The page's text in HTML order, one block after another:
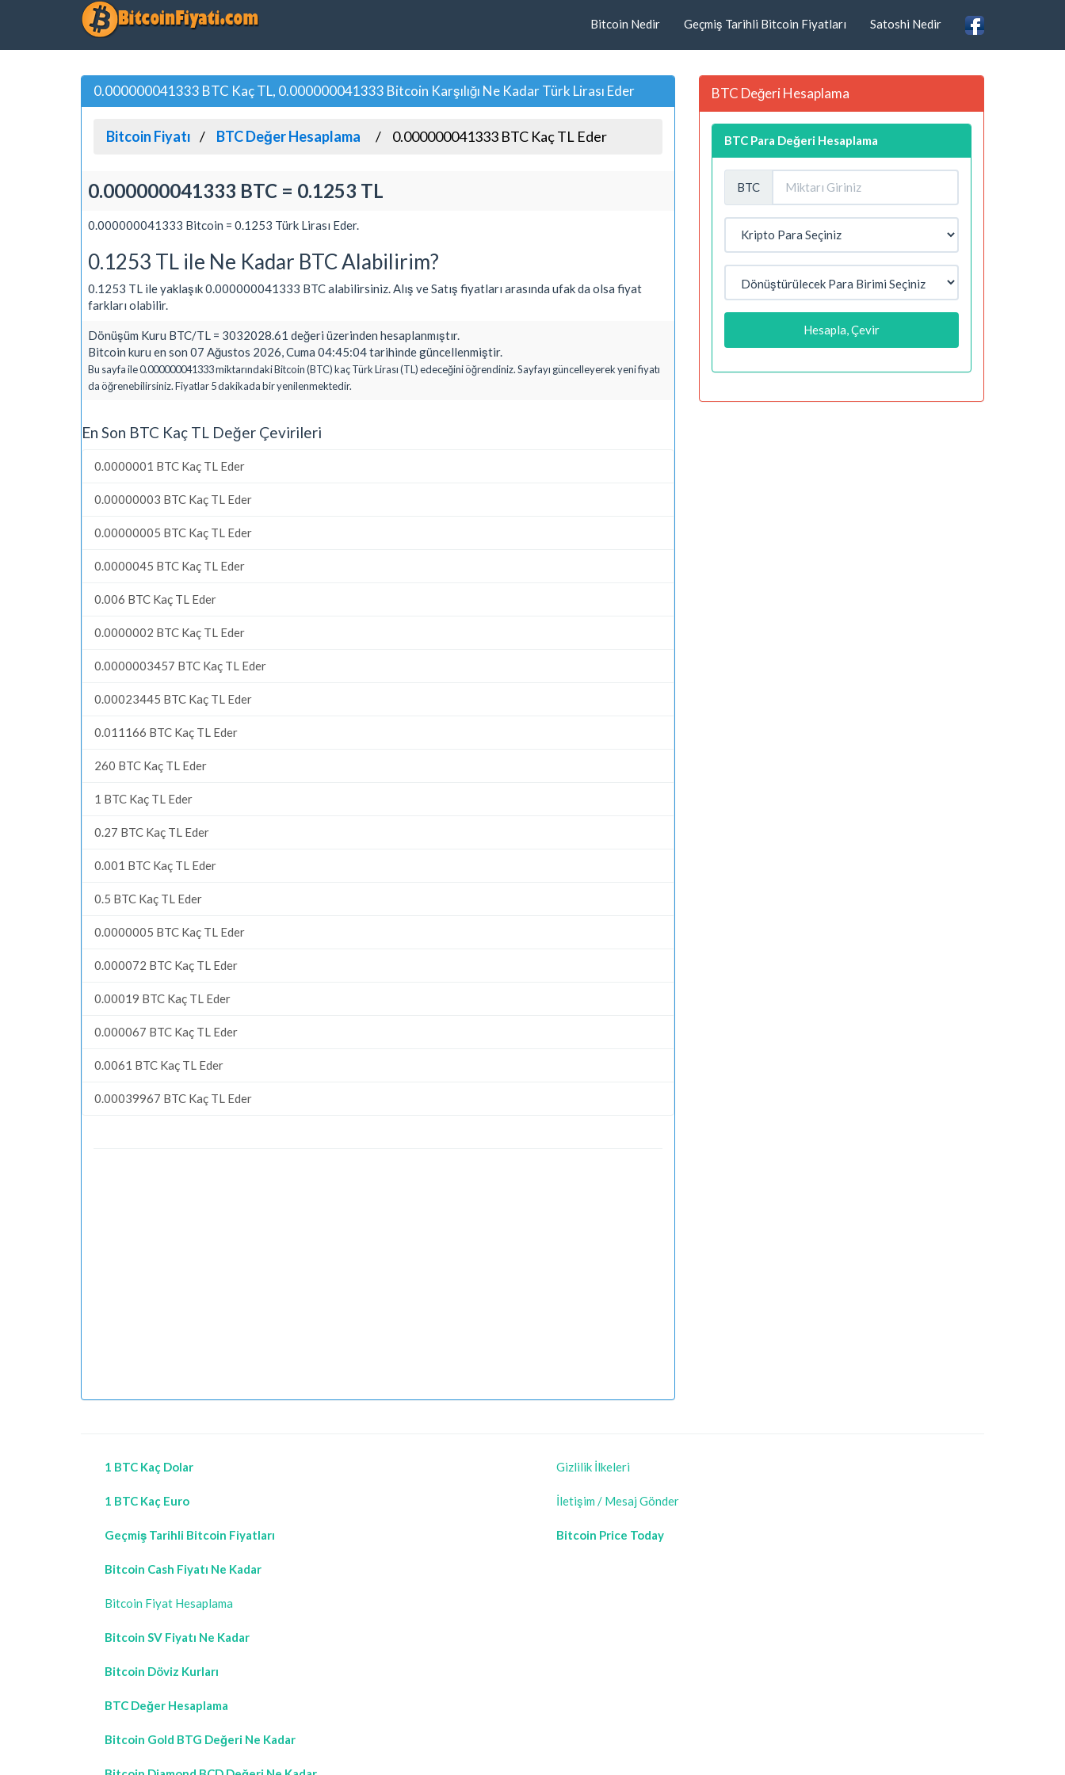
Bitcoin Nedir Geçmiş Tarihli Bitcoin Fiyatları Satoshi Nedir
0.000000041333 BTC Kaç TL, 0.000000041333 Bitcoin Karşılığı Ne Kadar Türk Lirası Eder
Bitcoin Fiyatı BTC Değer Hesaplama 0.000000041333 BTC Kaç TL Eder
0.000000041333 BTC = 0.1253 TL
0.000000041333 Bitcoin = 0.1253 Türk Lirası Eder.
0.1253 TL ile Ne Kadar BTC Alabilirim?
0.1253 TL ile yaklaşık 0.000000041333 BTC alabilirsiniz. Alış ve Satış fiyatları arasında ufak da olsa fiyat
farkları olabilir.
Dönüşüm Kuru BTC/TL = 3032028.61 değeri üzerinden hesaplanmıştır.
Bitcoin kuru en son 07 Ağustos 2026, Cuma 04:45:04 tarihinde güncellenmiştir.
Bu sayfa ile 0.000000041333 miktarındaki Bitcoin (BTC) kaç Türk Lirası (TL) edeceğini öğrendiniz. Sayfayı güncelleyerek yeni fiyatı
da öğrenebilirsiniz. Fiyatlar 5 dakikada bir yenilenmektedir.
En Son BTC Kaç TL Değer Çevirileri
0.0000001 BTC Kaç TL Eder
0.00000003 BTC Kaç TL Eder
0.00000005 BTC Kaç TL Eder
0.0000045 BTC Kaç TL Eder
0.006 BTC Kaç TL Eder
0.0000002 BTC Kaç TL Eder
0.0000003457 BTC Kaç TL Eder
0.00023445 BTC Kaç TL Eder
0.011166 BTC Kaç TL Eder
260 BTC Kaç TL Eder
1 BTC Kaç TL Eder
0.27 BTC Kaç TL Eder
0.001 BTC Kaç TL Eder
0.5 BTC Kaç TL Eder
0.0000005 BTC Kaç TL Eder
0.000072 BTC Kaç TL Eder
0.00019 BTC Kaç TL Eder
0.000067 BTC Kaç TL Eder
0.0061 BTC Kaç TL Eder
0.00039967 BTC Kaç TL Eder
BTC Değeri Hesaplama
BTC Para Değeri Hesaplama
BTC
Hesapla, Çevir
1 BTC Kaç Dolar
1 BTC Kaç Euro
Geçmiş Tarihli Bitcoin Fiyatları
Bitcoin Cash Fiyatı Ne Kadar
Bitcoin Fiyat Hesaplama
Bitcoin SV Fiyatı Ne Kadar
Bitcoin Döviz Kurları
BTC Değer Hesaplama
Bitcoin Gold BTG Değeri Ne Kadar
Gizlilik İlkeleri
İletişim / Mesaj Gönder
Bitcoin Price Today